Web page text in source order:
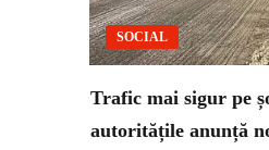
SOCIAL
Trafic mai sigur pe
autoritățile anunță